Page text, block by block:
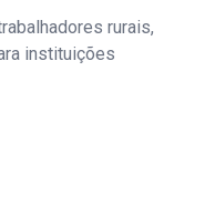
rurais,
instituições